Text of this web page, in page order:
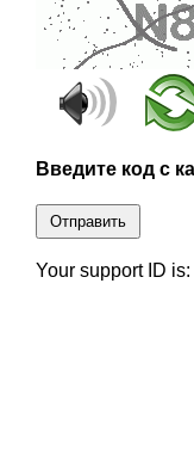
Введите код с
Отправить
Your support ID